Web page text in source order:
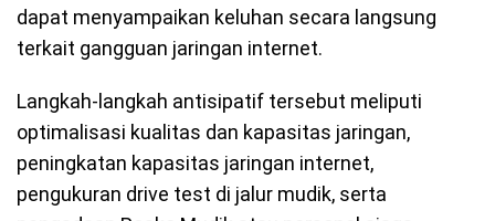
dapat menyampaikan keluhan secara langsung
terkait gangguan jaringan internet.
Langkah-langkah antisipatif tersebut meliputi
optimalisasi kualitas dan kapasitas jaringan,
peningkatan kapasitas jaringan internet,
pengukuran drive test di jalur mudik, serta